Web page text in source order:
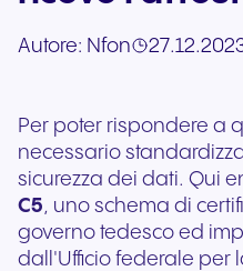
Autore: Nfon
Per poter rispondere a
necessario
sicurezza dei dati. Qui
C5, uno schema di
governo tedesco ed
dall'Ufficio federale per